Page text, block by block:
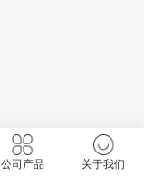
公司产品 关于我们